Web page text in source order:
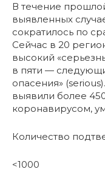
В течение
выявленных
сократилось по
Сейчас в 20
высокий
в пяти —
опасения»
выявили более
коронавирусом,
Количество
<1000